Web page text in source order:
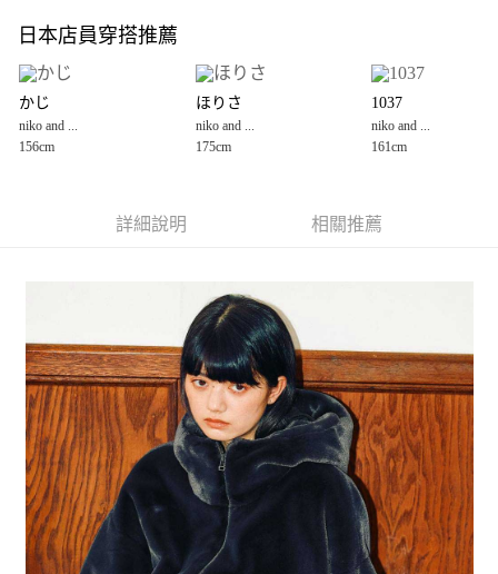
全盈+PAY
大哥付你分期
【大哥付你分期使用說明】
1.本服務由台灣大哥大提供，台灣大哥大用戶可立即使用無須另外申請。
2.付款方式選擇「大哥付你分期」，訂單成立後會自動跳轉到大哥付的交易
3.實際核准額度、可分期數及費用金額請依後續交易確認頁面所載為準。
4.訂單成立30分鐘內，如未前往確認交易或遇審核未通過，訂單將自動取
1.分期款項不併入電信帳單，「大哥付你分期」於每月結算日後寄送繳費提
2.透過簡訊連結打開帳單後，可選擇「超商條碼／台灣大直營門市／銀行轉
帳／街口支付／iPASS MONEY」等通路繳費。
【注意事項】
1.本服務係由「台灣大哥大股份有限公司」（以下簡稱本公司）所提供，讓
用戶於交易時，得透過本服務購買商品或服務，並由商店將買賣／分期付款
買賣價金債權讓與本公司後，依約使用本公司帳單繳交帳款。
2.基於同意付款使用「大哥付你分期」之契約關係目的，商店將以您的個人
資料（包含姓名、電話或地址）提供予台灣大哥大進項蒐集、處理及利用，
由本公司與您本人進行分期帳單所需資料之確認、核對及更正。
3.完整用戶服務條款，請詳閱以下連結：
https://oppay.tw/userRule
AFTEE先享後付
【「AFTEE先享後付」結帳流程】
１．於結帳方式選擇「AFTEE先享後付」後，將跳轉至「AFTEE先享後付」
結帳頁面，進行簡訊認證並確認金額後，即可完成結帳。
２．訂單成立數日內，您將收到繳費通知簡訊。
３．收到繳費通知簡訊後14天內，點擊此簡訊中的連結，可透過四大超商／
ATM／網路銀行／等多元方式進行付款，方視為交易完成。
※ 請注意：結帳手續完成當下不需立刻繳費，但若您需要取消訂單，請聯絡
購買商品的店家。未經商家同意取消之訂單仍視為有效，需透過AFTEE先享
後付繳納相關費用。
※ 交易是否成功請以「AFTEE先享後付 」之結帳頁面顯示為準，若有關於
是否繳費成功／繳費後需取消欲退款等相關疑問，請聯繫「AFTEE先享後付
客戶支援中心」
https://netprotections.freshdesk.com/support/home
每筆NT$80，滿NT$888(含以上)免運費
7-11 取貨付款
每筆NT$80，滿NT$1,500(含以上)免運費
付款後 7-11取貨
每筆NT$80，滿NT$1,500(含以上)免運費
宅配
每筆NT$80，滿NT$1,500(含以上)免運費
日本店員穿搭推薦
かじ
niko and ...
156cm
ほりさ
niko and ...
175cm
1037
niko and ...
161cm
詳細說明 相關推薦